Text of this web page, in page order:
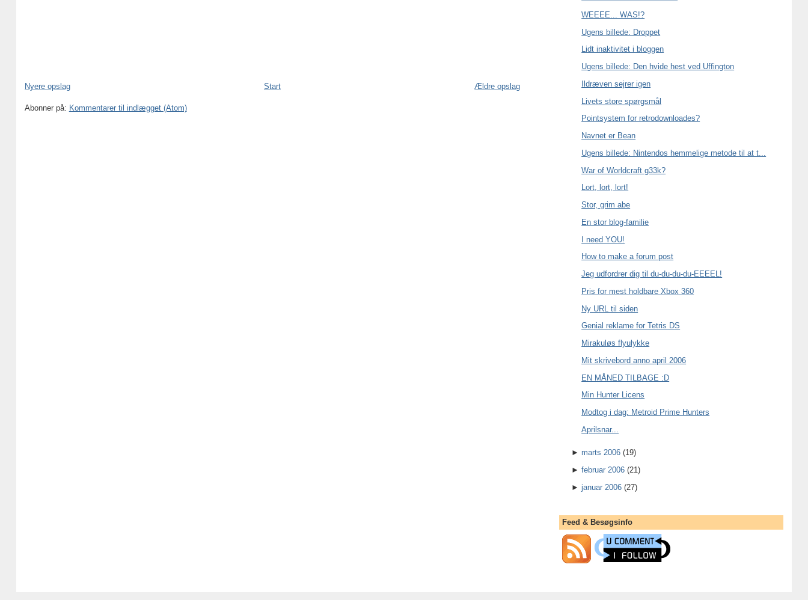
Nyere opslag Ældre opslag
Start
Abonner på: Kommentarer til indlægget (Atom)
WEEEE... WAS!?
Ugens billede: Droppet
Lidt inaktivitet i bloggen
Ugens billede: Den hvide hest ved Uffington
Ildræven sejrer igen
Livets store spørgsmål
Pointsystem for retrodownloades?
Navnet er Bean
Ugens billede: Nintendos hemmelige metode til at t...
War of Worldcraft g33k?
Lort, lort, lort!
Stor, grim abe
En stor blog-familie
I need YOU!
How to make a forum post
Jeg udfordrer dig til du-du-du-du-EEEEL!
Pris for mest holdbare Xbox 360
Ny URL til siden
Genial reklame for Tetris DS
Mirakuløs flyulykke
Mit skrivebord anno april 2006
EN MÅNED TILBAGE :D
Min Hunter Licens
Modtog i dag: Metroid Prime Hunters
Aprilsnar...
►marts 2006 (19)
►februar 2006 (21)
►januar 2006 (27)
Feed & Besøgsinfo